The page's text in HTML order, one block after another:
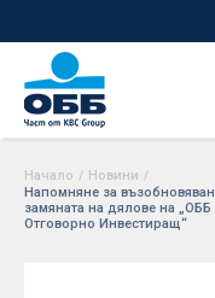
Начало / Новини /
Напомняне за
замяната на дялове на
Отговорно Инвестиращ“